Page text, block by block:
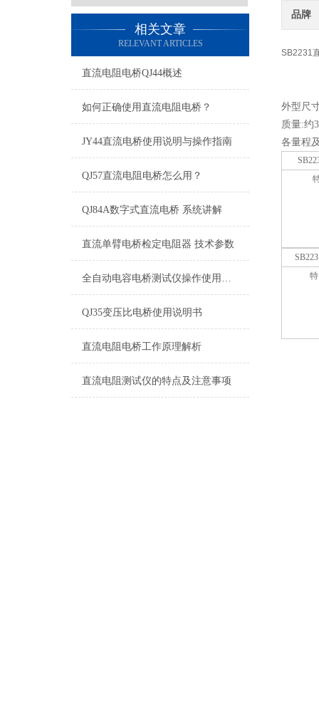
相关文章
RELEVANT ARTICLES
直流电阻电桥QJ44概述
如何正确使用直流电阻电桥？
JY44直流电桥使用说明与操作指南
QJ57直流电阻电桥怎么用？
QJ84A数字式直流电桥 系统讲解
直流单臂电桥检定电阻器 技术参数
全自动电容电桥测试仪操作使用方法
QJ35变压比电桥使用说明书
直流电阻电桥工作原理解析
直流电阻测试仪的特点及注意事项
品牌
SB2231
外型尺
质量:约
各量程